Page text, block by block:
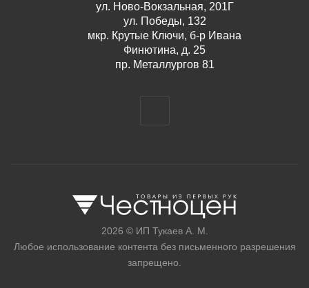
ул. Ново-Вокзальная, 201Г
ул. Победы, 132
мкр. Крутые Ключи, б-р Ивана
Финютина, д. 25
пр. Металлургов 81
2026 © ИП Тукаев А. М.
Любое использование контента без письменного разрешения
запрещено.